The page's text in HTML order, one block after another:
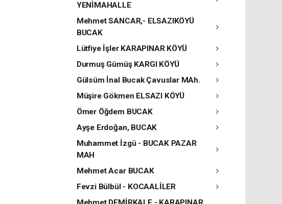
YENİMAHALLE
Mehmet SANCAR,- ELSAZIKÖYÜ
BUCAK
Lütfiye İşler KARAPINAR KÖYÜ
Durmuş Gümüş KARGI KÖYÜ
Gülsüm İnal Bucak Çavuslar MAh.
Müşire Gökmen ELSAZI KÖYÜ
Ömer Öğdem BUCAK
Ayşe Erdoğan, BUCAK
Muhammet İzgü - BUCAK PAZAR
MAH
Mehmet Acar BUCAK
Fevzi Bülbül - KOCAALİLER